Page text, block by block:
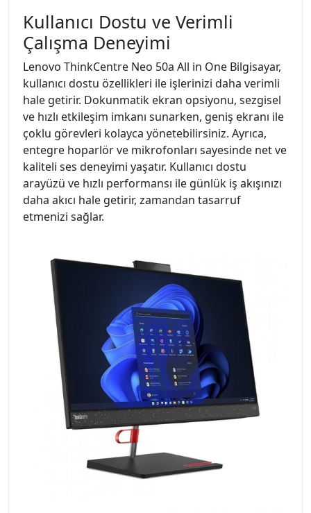
Kullanıcı Dostu ve Verimli
Çalışma Deneyimi
Lenovo ThinkCentre Neo 50a All in One Bilgisayar,
kullanıcı dostu özellikleri ile işlerinizi daha verimli
hale getirir. Dokunmatik ekran opsiyonu, sezgisel
ve hızlı etkileşim imkanı sunarken, geniş ekranı ile
çoklu görevleri kolayca yönetebilirsiniz. Ayrıca,
entegre hoparlör ve mikrofonları sayesinde net ve
kaliteli ses deneyimi yaşatır. Kullanıcı dostu
arayüzü ve hızlı performansı ile günlük iş akışınızı
daha akıcı hale getirir, zamandan tasarruf
etmenizi sağlar.